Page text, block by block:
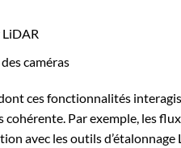
caméras
ces fonctionnalités
Par exemple, les
avec les outils